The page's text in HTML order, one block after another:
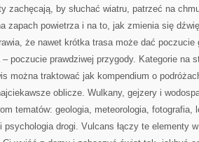
zachęcają, by słuchać wiatru, patrzeć na
zapach powietrza i na to, jak zmienia się
że nawet krótka trasa może dać poczucie
– poczucie prawdziwej przygody. Kategorie na
można traktować jak kompendium o
oblicze. Wulkany, gejzery i
tematów: geologia, meteorologia, fotografia,
psychologia drogi. Vulcans łączy te elementy